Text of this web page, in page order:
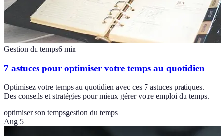
Gestion du temps6 min
7 astuces pour optimiser votre temps au quotidien
Optimisez votre temps au quotidien avec ces 7 astuces pratiques.
Des conseils et stratégies pour mieux gérer votre emploi du temps.
optimiser son tempsgestion du temps
Aug 5